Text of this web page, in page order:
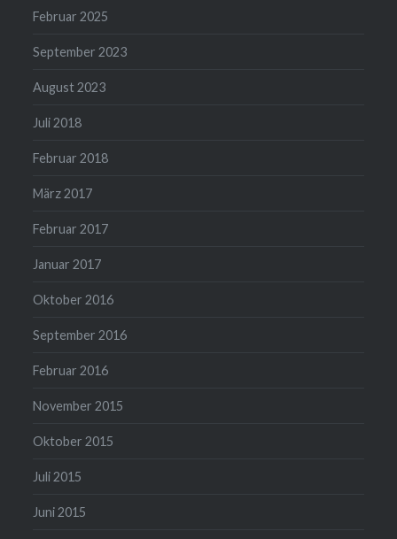
Februar 2025
September 2023
August 2023
Juli 2018
Februar 2018
März 2017
Februar 2017
Januar 2017
Oktober 2016
September 2016
Februar 2016
November 2015
Oktober 2015
Juli 2015
Juni 2015